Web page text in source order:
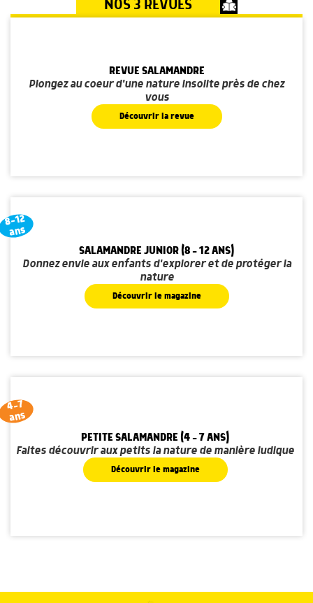
NOS 3 REVUES
REVUE SALAMANDRE
Plongez au coeur d'une nature insolite près de chez
vous
Découvrir la revue
8-12
ans
SALAMANDRE JUNIOR (8 - 12 ANS)
Donnez envie aux enfants d'explorer et de protéger la
nature
Découvrir le magazine
4-7
ans
PETITE SALAMANDRE (4 - 7 ANS)
Faites découvrir aux petits la nature de manière ludique
Découvrir le magazine